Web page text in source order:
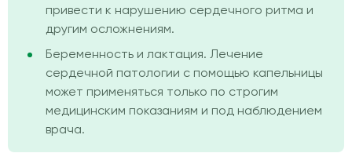
привести к нарушению сердечного ритма и
другим осложнениям.
Беременность и лактация. Лечение
сердечной патологии с помощью капельницы
может применяться только по строгим
медицинским показаниям и под наблюдением
врача.